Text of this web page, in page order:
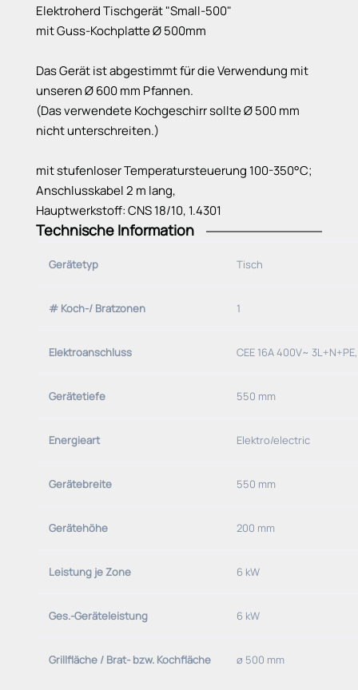
Elektroherd Tischgerät "Small-500"
mit Guss-Kochplatte Ø 500mm
Das Gerät ist abgestimmt für die Verwendung mit
unseren Ø 600 mm Pfannen.
(Das verwendete Kochgeschirr sollte Ø 500 mm
nicht unterschreiten.)
mit stufenloser Temperatursteuerung 100-350°C;
Anschlusskabel 2 m lang,
Hauptwerkstoff: CNS 18/10, 1.4301
Technische Information
Gerätetyp Tisch
# Koch-/ Bratzonen 1
Elektroanschluss CEE 16A 400V~
Gerätetiefe 550 mm
Energieart Elektro/electric
Gerätebreite 550 mm
Gerätehöhe 200 mm
Leistung je Zone 6 kW
Ges.-Geräteleistung 6 kW
Grillfläche / Brat- bzw. Kochfläche ø 500 mm